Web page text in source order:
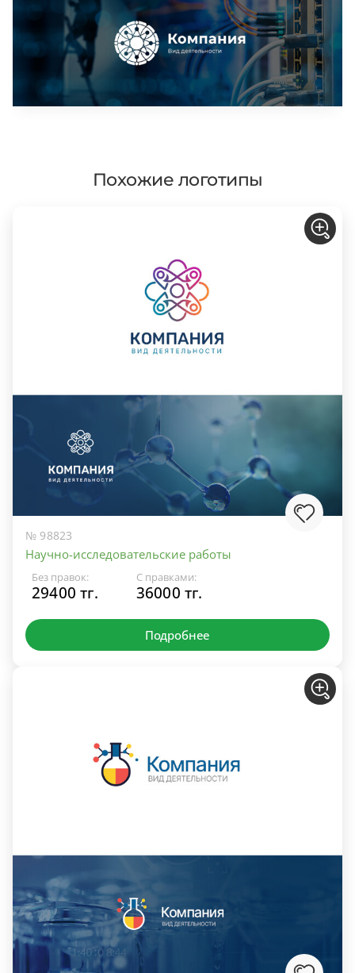
Похожие логотипы
№ 98823
Научно-исследовательские работы
Без правок:
29400 тг.
С правками:
36000 тг.
Подробнее